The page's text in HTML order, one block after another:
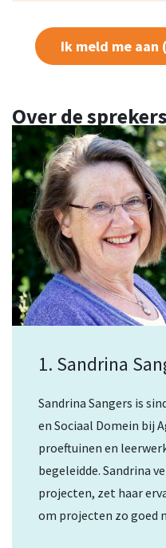
Ik meld me aan
Over de sprekers
1. Sandrina
Sandrina Sangers is
en Sociaal Domein bij
proeftuinen en
begeleidde. Sandrina
projecten, zet haar
om projecten zo goed